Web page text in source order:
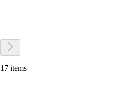
17 items